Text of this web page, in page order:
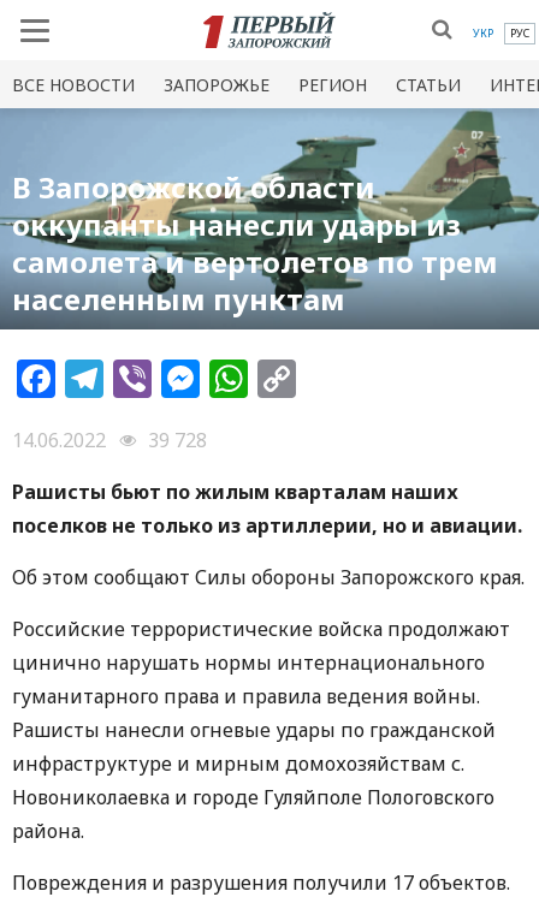
УКР РУС
ВСЕ НОВОСТИ ЗАПОРОЖЬЕ РЕГИОН СТАТЬИ
В Запорожской области
оккупанты нанесли удары из
самолета и вертолетов по трем
населенным пунктам
Facebook
Telegram
ViberMessenger
WhatsApp
14.06.2022
39 728
Рашисты бьют по жилым кварталам наших
поселков не только из артиллерии, но и авиации.
Об этом сообщают Силы обороны Запорожского края.
Российские террористические войска продолжают
цинично нарушать нормы интернационального
гуманитарного права и правила ведения войны.
Рашисты нанесли огневые удары по гражданской
инфраструктуре и мирным домохозяйствам с.
Новониколаевка и городе Гуляйполе Пологовского
района.
Повреждения и разрушения получили 17 объектов.